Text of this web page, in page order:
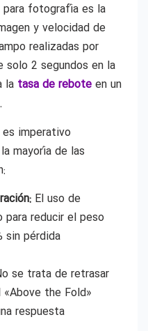
para fotografía es la
y velocidad de
realizadas por
solo 2 segundos en la
la tasa de rebote en un
imperativo
mayoría de las
El uso de
reducir el peso
sin pérdida
se trata de retrasar
the Fold»
respuesta